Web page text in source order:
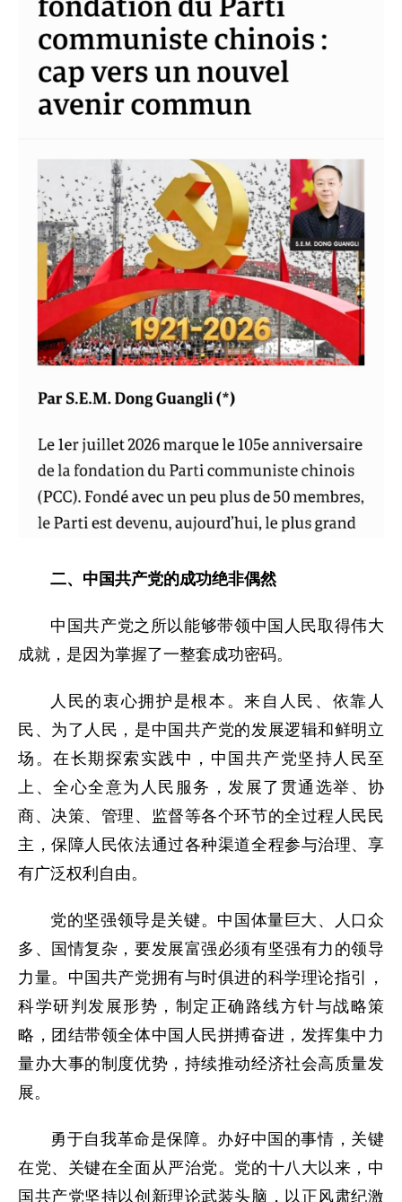
二、中国共产党的成功绝非偶然
中国共产党之所以能够带领中国人民取得伟大
成就，是因为掌握了一整套成功密码。
人民的衷心拥护是根本。来自人民、依靠人
民、为了人民，是中国共产党的发展逻辑和鲜明立
场。在长期探索实践中，中国共产党坚持人民至
上、全心全意为人民服务，发展了贯通选举、协
商、决策、管理、监督等各个环节的全过程人民民
主，保障人民依法通过各种渠道全程参与治理、享
有广泛权利自由。
党的坚强领导是关键。中国体量巨大、人口众
多、国情复杂，要发展富强必须有坚强有力的领导
力量。中国共产党拥有与时俱进的科学理论指引，
科学研判发展形势，制定正确路线方针与战略策
略，团结带领全体中国人民拼搏奋进，发挥集中力
量办大事的制度优势，持续推动经济社会高质量发
展。
勇于自我革命是保障。办好中国的事情，关键
在党、关键在全面从严治党。党的十八大以来，中
国共产党坚持以创新理论武装头脑，以正风肃纪激